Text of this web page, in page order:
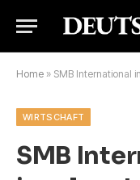
Home » SMB International
WIRTSCHAFT
SMB